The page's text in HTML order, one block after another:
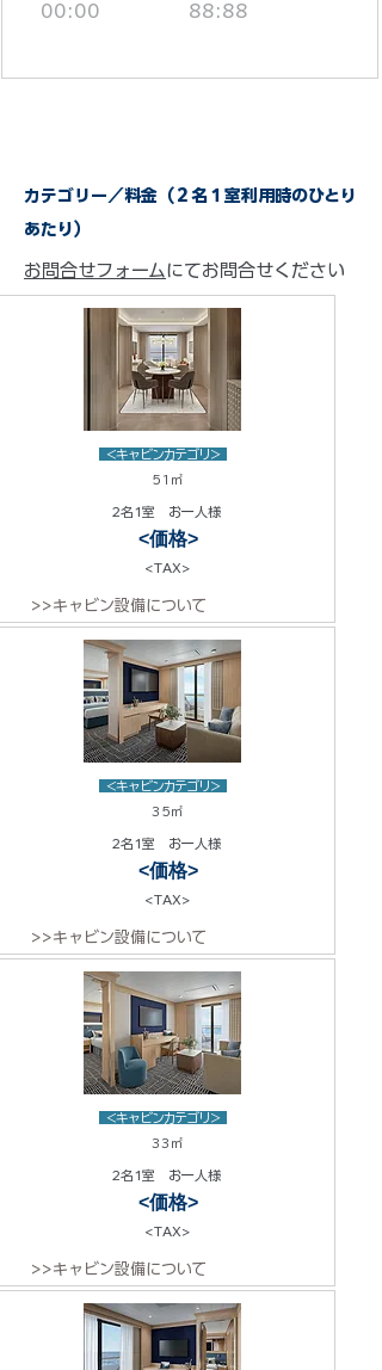
00:00 88:88
カテゴリー／料金（２名１室利用時のひとり
あたり）
お問合せフォームにてお問合せください
<キャビンカテゴリ>
51㎡
2名1室 お一人様
<価格>
<TAX>
>>キャビン設備について
<キャビンカテゴリ>
35㎡
2名1室 お一人様
<価格>
<TAX>
>>キャビン設備について
<キャビンカテゴリ>
33㎡
2名1室 お一人様
<価格>
<TAX>
>>キャビン設備について